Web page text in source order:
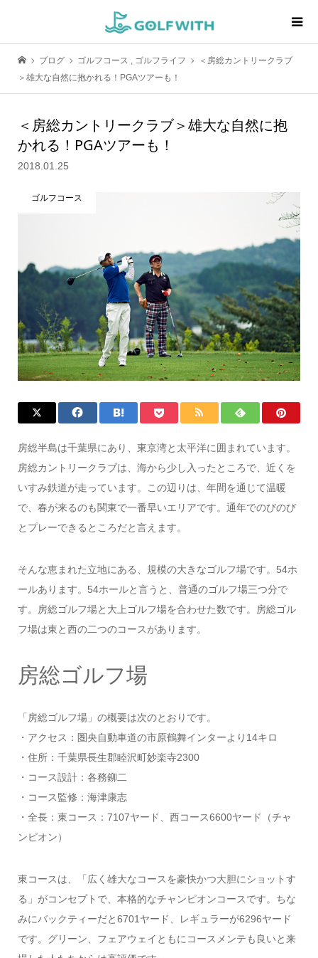
ブログ ゴルフコース , ゴルフライフ
＜房総カントリークラブ
＞雄大な自然に抱かれる！PGAツアーも！
＜房総カントリークラブ＞雄大な自然に抱
かれる！PGAツアーも！
2018.01.25
ゴルフコース
房総半島は千葉県にあり、東京湾と太平洋に囲まれています。
房総カントリークラブは、海から少し入ったところで、近くを
いすみ鉄道が走っています。この辺りは、年間を通じて温暖
で、春が来るのも関東で一番早いエリアです。通年でのびのび
とプレーできるところだと言えます。
そんな恵まれた立地にある、規模の大きなゴルフ場です。54ホ
ールあります。54ホールと言うと、普通のゴルフ場三つ分で
す。房総ゴルフ場と大上ゴルフ場を合わせた数です。房総ゴル
フ場は東と西の二つのコースがあります。
房総ゴルフ場
「房総ゴルフ場」の概要は次のとおりです。
・アクセス：圏央自動車道の市原鶴舞インターより14キロ
・住所：千葉県長生郡睦沢町妙楽寺2300
・コース設計：各務鉚二
・コース監修：海津康志
・全長：東コース：7107ヤード、西コース6600ヤード（チャ
ンピオン）
東コースは、「広く雄大なコースを豪快かつ大胆にショットす
る」がコンセプトで、本格的なチャンピオンコースです。ちな
みにバックティーだと6701ヤード、レギュラーが6296ヤード
です。グリーン、フェアウェイともにコースメンテも良いと来